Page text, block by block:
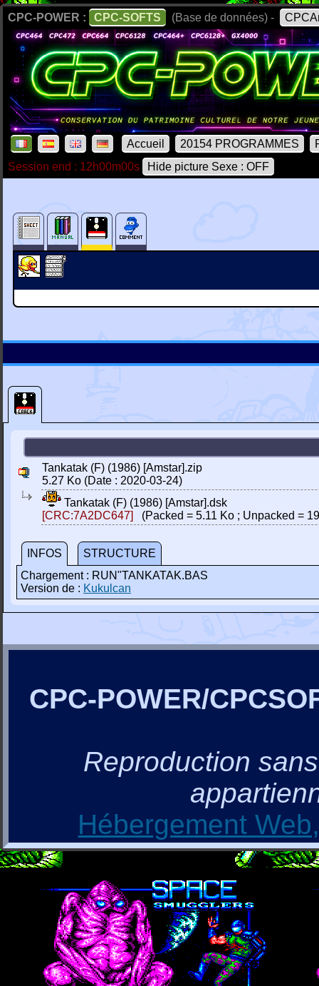
CPC-POWER : CPC-SOFTS (Base de données) -
Accueil 20154 PROGRAMMES
Session end : 12h00m00s
Hide picture Sexe : OFF
Tankatak (F) (1986) [Amstar].zip
5.27 Ko (Date : 2020-03-24)
Tankatak (F) (1986) [Amstar].dsk
[CRC:7A2DC647]
(Packed = 5.11 Ko ; Unpacked =
INFOS
STRUCTURE
Chargement : RUN"TANKATAK.BAS
Version de : Kukulcan
CPC-POWER/
Reproduction
Hébergement